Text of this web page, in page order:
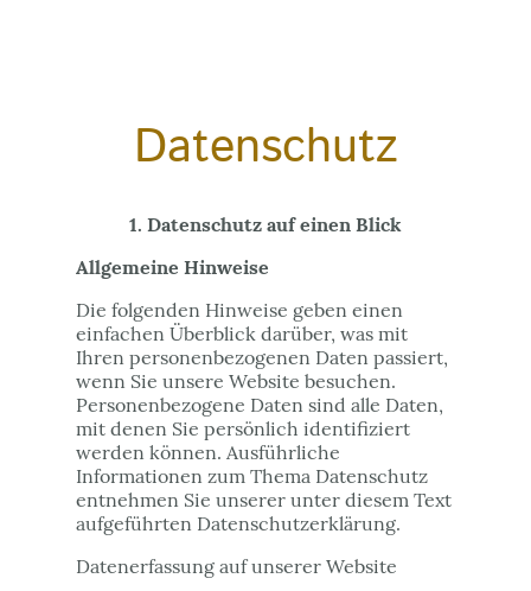
Datenschutz
1. Datenschutz auf einen Blick
Allgemeine Hinweise
Die folgenden Hinweise geben einen
einfachen Überblick darüber, was mit
Ihren personenbezogenen Daten passiert,
wenn Sie unsere Website besuchen.
Personenbezogene Daten sind alle Daten,
mit denen Sie persönlich identifiziert
werden können. Ausführliche
Informationen zum Thema Datenschutz
entnehmen Sie unserer unter diesem Text
aufgeführten Datenschutzerklärung.
Datenerfassung auf unserer Website